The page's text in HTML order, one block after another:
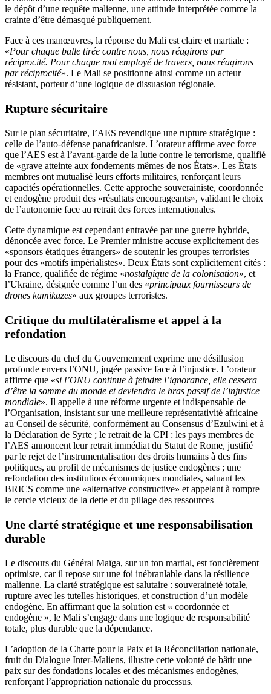
le dépôt d’une requête malienne, une attitude interprétée comme la
crainte d’être démasqué publiquement.
Face à ces manœuvres, la réponse du Mali est claire et martiale :
«Pour chaque balle tirée contre nous, nous réagirons par
réciprocité. Pour chaque mot employé de travers, nous réagirons
par réciprocité». Le Mali se positionne ainsi comme un acteur
résistant, porteur d’une logique de dissuasion régionale.
Rupture sécuritaire
Sur le plan sécuritaire, l’AES revendique une rupture stratégique :
celle de l’auto-défense panafricaniste. L’orateur affirme avec force
que l’AES est à l’avant-garde de la lutte contre le terrorisme, qualifié
de «grave atteinte aux fondements mêmes de nos États». Les États
membres ont mutualisé leurs efforts militaires, renforçant leurs
capacités opérationnelles. Cette approche souverainiste, coordonnée
et endogène produit des «résultats encourageants», validant le choix
de l’autonomie face au retrait des forces internationales.
Cette dynamique est cependant entravée par une guerre hybride,
dénoncée avec force. Le Premier ministre accuse explicitement des
«sponsors étatiques étrangers» de soutenir les groupes terroristes
pour des «motifs impérialistes». Deux États sont explicitement cités :
la France, qualifiée de régime «nostalgique de la colonisation», et
l’Ukraine, désignée comme l’un des «principaux fournisseurs de
drones kamikazes» aux groupes terroristes.
Critique du multilatéralisme et appel à la
refondation
Le discours du chef du Gouvernement exprime une désillusion
profonde envers l’ONU, jugée passive face à l’injustice. L’orateur
affirme que «si l’ONU continue à feindre l’ignorance, elle cessera
d’être la somme du monde et deviendra le bras passif de l’injustice
mondiale». Il appelle à une réforme urgente et indispensable de
l’Organisation, insistant sur une meilleure représentativité africaine
au Conseil de sécurité, conformément au Consensus d’Ezulwini et à
la Déclaration de Syrte ; le retrait de la CPI : les pays membres de
l’AES annoncent leur retrait immédiat du Statut de Rome, justifié
par le rejet de l’instrumentalisation des droits humains à des fins
politiques, au profit de mécanismes de justice endogènes ; une
refondation des institutions économiques mondiales, saluant les
BRICS comme une «alternative constructive» et appelant à rompre
le cercle vicieux de la dette et du pillage des ressources
Une clarté stratégique et une responsabilisation
durable
Le discours du Général Maïga, sur un ton martial, est foncièrement
optimiste, car il repose sur une foi inébranlable dans la résilience
malienne. La clarté stratégique est salutaire : souveraineté totale,
rupture avec les tutelles historiques, et construction d’un modèle
endogène. En affirmant que la solution est « coordonnée et
endogène », le Mali s’engage dans une logique de responsabilité
totale, plus durable que la dépendance.
L’adoption de la Charte pour la Paix et la Réconciliation nationale,
fruit du Dialogue Inter-Maliens, illustre cette volonté de bâtir une
paix sur des fondations locales et des mécanismes endogènes,
renforçant l’appropriation nationale du processus.